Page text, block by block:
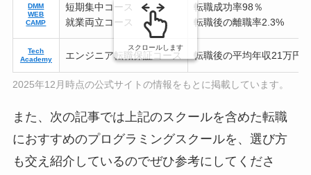
DMM
WEB
CAMP
短期集中コース
就業両立コース
転職成功率98％
転職後の離職率2.3%
Tech
Academy
エンジニア転職保証コース 転職後の平均年収21万円
スクロールします
2025年12月時点の公式サイトの情報をもとに掲載しています。
また、次の記事では上記のスクールを含めた転職
におすすめのプログラミングスクールを、選び方
も交え紹介しているのでぜひ参考にしてくださ